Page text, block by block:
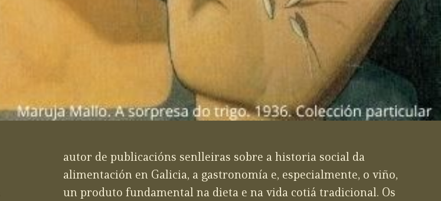
autor de publicacións senlleiras sobre a historia social da
alimentación en Galicia, a gastronomía e, especialmente, o viño,
un produto fundamental na dieta e na vida cotiá tradicional. Os